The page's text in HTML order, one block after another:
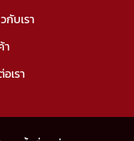
กับเรา
า
เรา